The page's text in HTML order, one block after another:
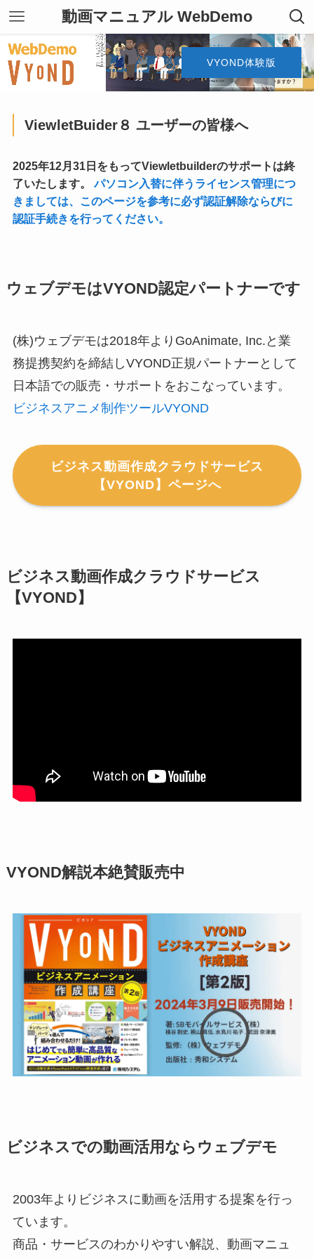
動画マニュアル WebDemo
VYOND体験版
ViewletBuider８ ユーザーの皆様へ
2025年12月31日をもってViewletbuilderのサポートは終
了いたします。
パソコン入替に伴うライセンス管理につ
きましては、このページを参考に必ず認証解除ならびに
認証手続きを行ってください。
ウェブデモはVYOND認定パートナーです
(株)ウェブデモは2018年よりGoAnimate, Inc.と業
務提携契約を締結しVYOND正規パートナーとして
日本語での販売・サポートをおこなっています。
ビジネスアニメ制作ツールVYOND
ビジネス動画作成クラウドサービス
【VYOND】ページへ
ビジネス動画作成クラウドサービス
【VYOND】
VYOND解説本絶賛販売中
ビジネスでの動画活用ならウェブデモ
2003年よりビジネスに動画を活用する提案を行っ
ています。
商品・サービスのわかりやすい解説、動画マニュ